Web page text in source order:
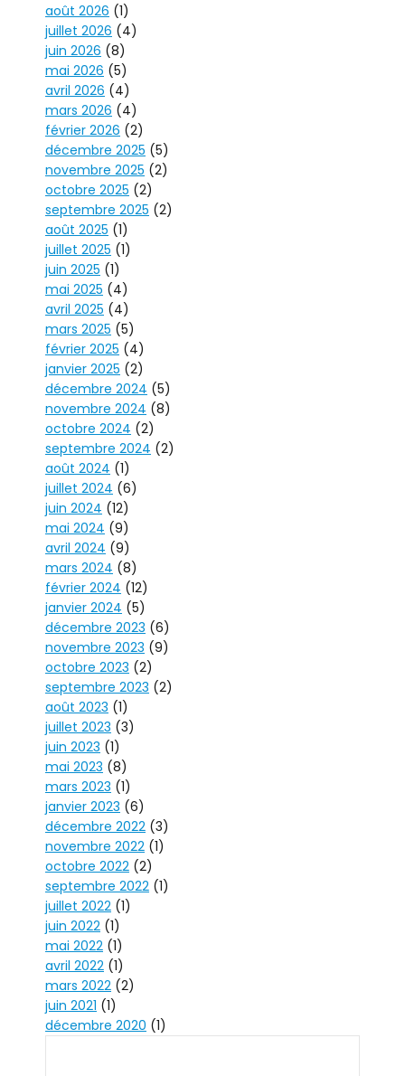
août 2026 (1)
juillet 2026 (4)
juin 2026 (8)
mai 2026 (5)
avril 2026 (4)
mars 2026 (4)
février 2026 (2)
décembre 2025 (5)
novembre 2025 (2)
octobre 2025 (2)
septembre 2025 (2)
août 2025 (1)
juillet 2025 (1)
juin 2025 (1)
mai 2025 (4)
avril 2025 (4)
mars 2025 (5)
février 2025 (4)
janvier 2025 (2)
décembre 2024 (5)
novembre 2024 (8)
octobre 2024 (2)
septembre 2024 (2)
août 2024 (1)
juillet 2024 (6)
juin 2024 (12)
mai 2024 (9)
avril 2024 (9)
mars 2024 (8)
février 2024 (12)
janvier 2024 (5)
décembre 2023 (6)
novembre 2023 (9)
octobre 2023 (2)
septembre 2023 (2)
août 2023 (1)
juillet 2023 (3)
juin 2023 (1)
mai 2023 (8)
mars 2023 (1)
janvier 2023 (6)
décembre 2022 (3)
novembre 2022 (1)
octobre 2022 (2)
septembre 2022 (1)
juillet 2022 (1)
juin 2022 (1)
mai 2022 (1)
avril 2022 (1)
mars 2022 (2)
juin 2021 (1)
décembre 2020 (1)